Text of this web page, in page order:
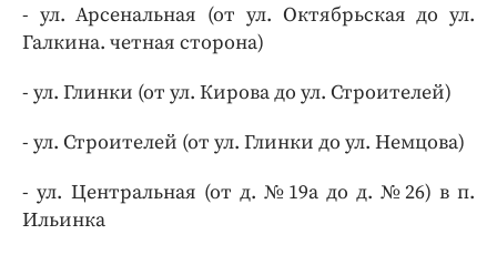
- ул. Арсенальная (от ул. Октябрьская до ул.
Галкина. четная сторона)
- ул. Глинки (от ул. Кирова до ул. Строителей)
- ул. Строителей (от ул. Глинки до ул. Немцова)
- ул. Центральная (от д. №19а до д. №26) в п.
Ильинка